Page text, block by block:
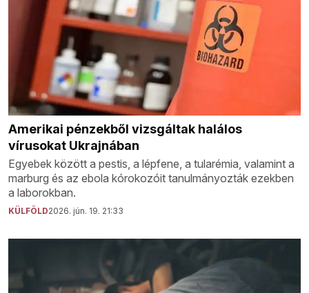
Amerikai pénzekből vizsgáltak halálos
vírusokat Ukrajnában
Egyebek között a pestis, a lépfene, a tularémia, valamint a
marburg és az ebola kórokozóit tanulmányozták ezekben
a laborokban.
KÜLFÖLD2026. jún. 19. 21:33